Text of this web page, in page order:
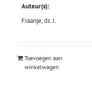
Auteur(s):
Fraanje, ds. J.
Toevoegen aan
winkelwagen